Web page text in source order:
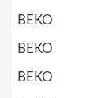
BEKO
BEKO
BEKO